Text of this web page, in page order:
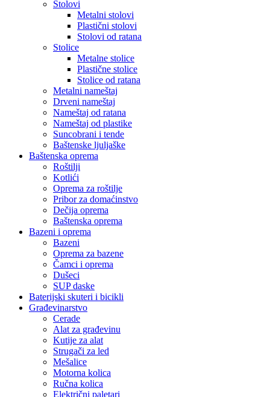
Stolovi
Metalni stolovi
Plastični stolovi
Stolovi od ratana
Stolice
Metalne stolice
Plastične stolice
Stolice od ratana
Metalni nameštaj
Drveni nameštaj
Nameštaj od ratana
Nameštaj od plastike
Suncobrani i tende
Baštenske ljuljaške
Baštenska oprema
Roštilji
Kotlići
Oprema za roštilje
Pribor za domaćinstvo
Dečija oprema
Baštenska oprema
Bazeni i oprema
Bazeni
Oprema za bazene
Čamci i oprema
Dušeci
SUP daske
Baterijski skuteri i bicikli
Građevinarstvo
Cerade
Alat za građevinu
Kutije za alat
Strugači za led
Mešalice
Motorna kolica
Ručna kolica
Električni paletari